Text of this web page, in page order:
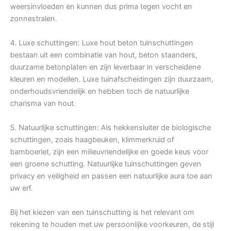
weersinvloeden en kunnen dus prima tegen vocht en
zonnestralen.
4. Luxe schuttingen: Luxe hout beton tuinschuttingen
bestaan uit een combinatie van hout, beton staanders,
duurzame betonplaten en zijn leverbaar in verscheidene
kleuren en modellen. Luxe tuinafscheidingen zijn duurzaam,
onderhoudsvriendelijk en hebben toch de natuurlijke
charisma van hout.
5. Natuurlijke schuttingen: Als hekkensluiter de biologische
schuttingen, zoals haagbeuken, klimmerkruid of
bamboeriet, zijn een milieuvriendelijke en goede keus voor
een groene schutting. Natuurlijke tuinschuttingen geven
privacy en veiligheid en passen een natuurlijke aura toe aan
uw erf.
Bij het kiezen van een tuinschutting is het relevant om
rekening te houden met uw persoonlijke voorkeuren, de stijl